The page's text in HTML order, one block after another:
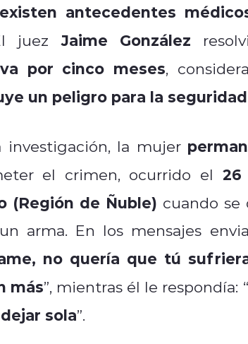
antecedentes
juezJaime González
por cinco meses,
un peligro para la
investigación, la mujer
el crimen, ocurrido el 26
(Región de Ñuble) cuando se
arma. En los mensajes
no quería que tú
más”, mientras él le respondía: “
sola”.